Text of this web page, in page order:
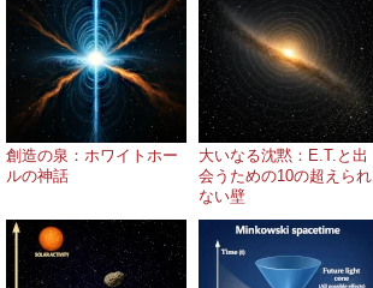
創造の泉：ホワイトホー
ルの神話
大いなる沈黙：E.T.と出
会うための10の超えられ
ない壁